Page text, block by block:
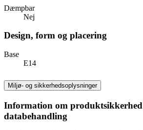
Dæmpbar
Nej
Design, form og placering
Base
E14
Miljø- og sikkerhedsoplysninger
Information om
databehandling